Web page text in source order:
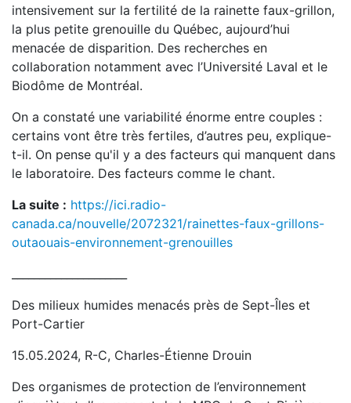
intensivement sur la fertilité de la rainette faux-grillon,
la plus petite grenouille du Québec, aujourd’hui
menacée de disparition. Des recherches en
collaboration notamment avec l’Université Laval et le
Biodôme de Montréal.
On a constaté une variabilité énorme entre couples :
certains vont être très fertiles, d’autres peu, explique-
t-il. On pense qu'il y a des facteurs qui manquent dans
le laboratoire. Des facteurs comme le chant.
La suite : https://ici.radio-
canada.ca/nouvelle/2072321/rainettes-faux-grillons-
outaouais-environnement-grenouilles
Des milieux humides menacés près de Sept-Îles et
Port-Cartier
15.05.2024, R-C, Charles-Étienne Drouin
Des organismes de protection de l’environnement